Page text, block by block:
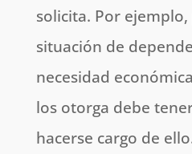
solicita. Por
situación de
necesidad
los otorga debe
hacerse cargo de